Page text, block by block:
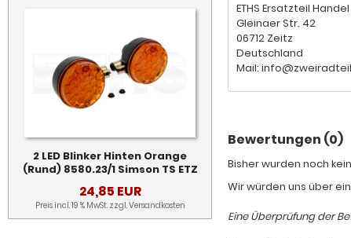
ETHS Ersatzteil
Gleinaer Str. 42
06712 Zeitz
Deutschland
Mail:
Bewertungen (0)
Bisher wurden noch
Wir würden uns über
Eine Überprüfung der
2 LED Blinker Hinten Orange
(Rund) 8580.23/1 Simson TS ETZ
24,85 EUR
Preis incl. 19 % MwSt. zzgl.Versandkosten